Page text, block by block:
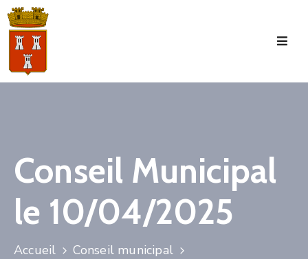
Accueil
Manifestations
Vie
Municipale
Services
Conseil Municipal
le 10/04/2025
Accueil
Conseil municipal